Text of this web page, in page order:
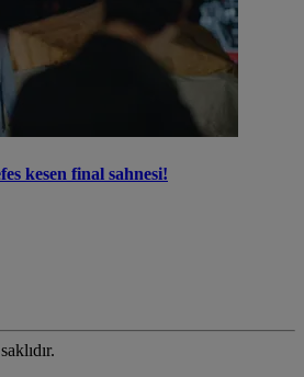
kesen final sahnesi!